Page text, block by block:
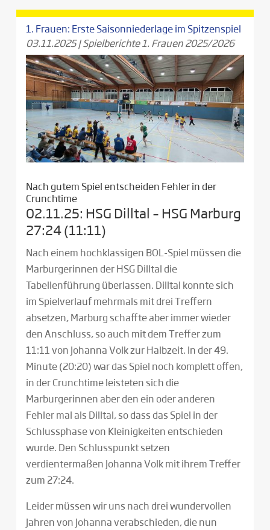
1. Frauen: Erste Saisonniederlage im Spitzenspiel
03.11.2025|Spielberichte 1. Frauen 2025/2026
Nach gutem Spiel entscheiden Fehler in der
Crunchtime
02.11.25: HSG Dilltal – HSG Marburg
27:24 (11:11)
Nach einem hochklassigen BOL-Spiel müssen die
Marburgerinnen der HSG Dilltal die
Tabellenführung überlassen. Dilltal konnte sich
im Spielverlauf mehrmals mit drei Treffern
absetzen, Marburg schaffte aber immer wieder
den Anschluss, so auch mit dem Treffer zum
11:11 von Johanna Volk zur Halbzeit. In der 49.
Minute (20:20) war das Spiel noch komplett offen,
in der Crunchtime leisteten sich die
Marburgerinnen aber den ein oder anderen
Fehler mal als Dilltal, so dass das Spiel in der
Schlussphase von Kleinigkeiten entschieden
wurde. Den Schlusspunkt setzen
verdientermaßen Johanna Volk mit ihrem Treffer
zum 27:24.
Leider müssen wir uns nach drei wundervollen
Jahren von Johanna verabschieden, die nun